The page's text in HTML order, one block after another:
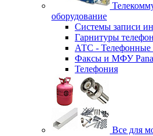
оборудование
Системы записи
Гарнитуры
АТС - Телефонные
Факсы и МФУ
Телефония
Все для